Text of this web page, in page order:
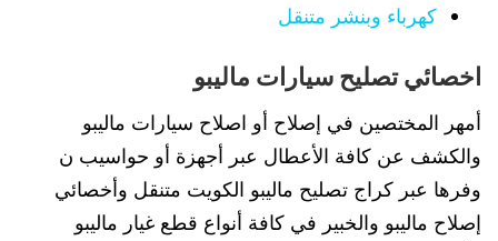
كهرباء وبنشر متنقل
اخصائي تصليح سيارات ماليبو
أمهر المختصين في إصلاح أو اصلاح سيارات ماليبو
والكشف عن كافة الأعطال عبر أجهزة أو حواسيب ن
وفرها عبر كراج تصليح ماليبو الكويت متنقل وأخصائي
إصلاح ماليبو والخبير في كافة أنواع قطع غيار ماليبو